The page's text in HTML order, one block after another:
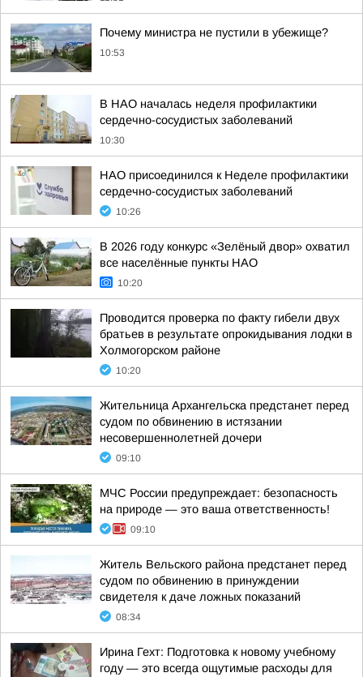
Почему министра не пустили в убежище?
10:53
В НАО началась неделя профилактики
сердечно-сосудистых заболеваний
10:30
НАО присоединился к Неделе профилактики
сердечно-сосудистых заболеваний
10:26
В 2026 году конкурс «Зелёный двор» охватил
все населённые пункты НАО
10:20
Проводится проверка по факту гибели двух
братьев в результате опрокидывания лодки в
Холмогорском районе
10:20
Жительница Архангельска предстанет перед
судом по обвинению в истязании
несовершеннолетней дочери
09:10
МЧС России предупреждает: безопасность
на природе — это ваша ответственность!
09:10
Житель Вельского района предстанет перед
судом по обвинению в принуждении
свидетеля к даче ложных показаний
08:34
Ирина Гехт: Подготовка к новому учебному
году — это всегда ощутимые расходы для